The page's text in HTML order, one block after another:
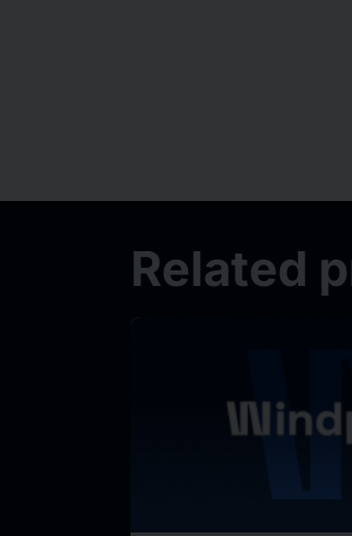
Related